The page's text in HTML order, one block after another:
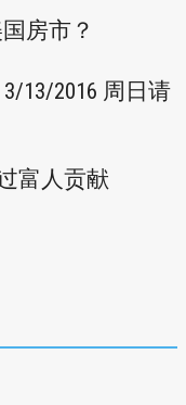
房市？
13/2016 周日请
富人贡献